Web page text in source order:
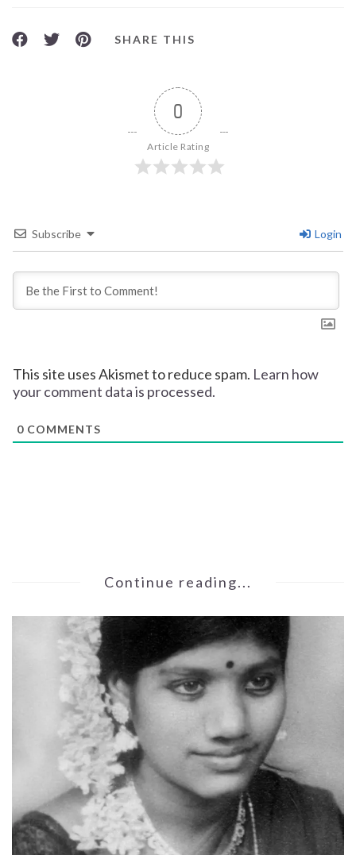
SHARE THIS
0
Article Rating
Subscribe Login
This site uses Akismet to reduce spam. Learn how
your comment data is processed.
0 COMMENTS
Continue reading...